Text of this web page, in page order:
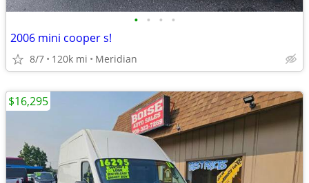
• • • •
2006 mini cooper s!
8/7 120k mi Meridian
$16,295